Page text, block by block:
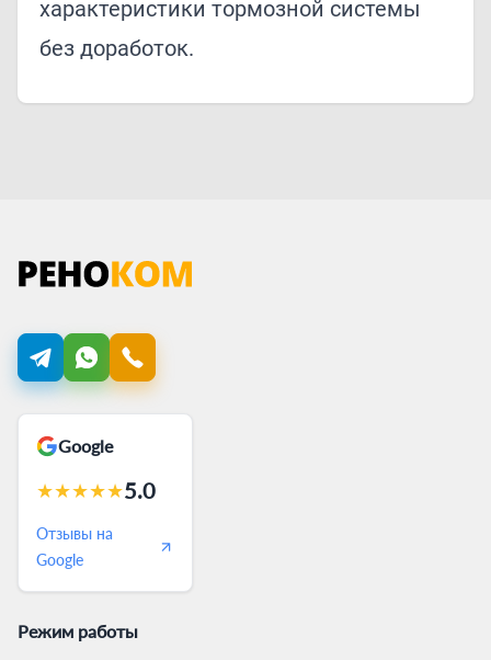
характеристики тормозной системы
без доработок.
Google
★★★★★5.0
Отзывы на
Google
Режим работы